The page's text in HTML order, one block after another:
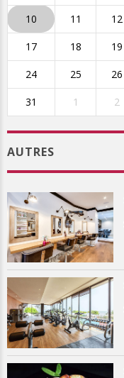
10 11 12
17 18 19
24 25 26
31 1 2
AUTRES